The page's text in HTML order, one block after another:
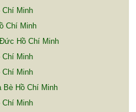
Chí Minh
Chí Minh
Hồ Chí Minh
Chí Minh
Chí Minh
Bè Hồ Chí Minh
Chí Minh